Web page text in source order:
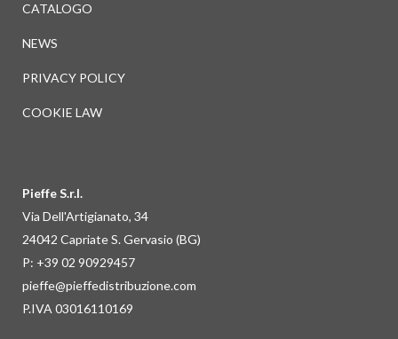
CATALOGO
NEWS
PRIVACY POLICY
COOKIE LAW
Pieffe S.r.l.
Via Dell'Artigianato, 34
24042 Capriate S. Gervasio (BG)
P: +39 02 90929457
pieffe@pieffedistribuzione.com
P.IVA 03016110169